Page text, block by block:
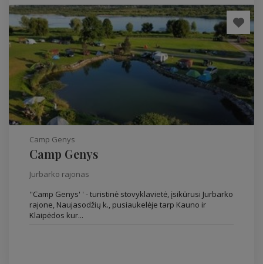
Camp Genys
Camp Genys
Jurbarko rajonas
''Camp Genys' ' - turistinė stovyklavietė, įsikūrusi Jurbarko
rajone, Naujasodžių k., pusiaukelėje tarp Kauno ir
Klaipėdos kur...